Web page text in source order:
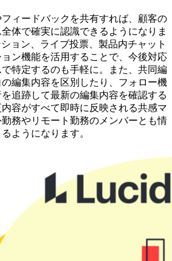
ィードバックを共有すれば、顧客の
体で確実に認識できるようになりま
ョン、ライブ投票、製品内チャット
ン機能を活用することで、今後対応
特定するのも手軽に。また、共同編
編集内容を区別したり、フォロー機
追跡して最新の編集内容を確認する
容がすべて即時に反映される共感マ
務やリモート勤務のメンバーとも情
ようになります。